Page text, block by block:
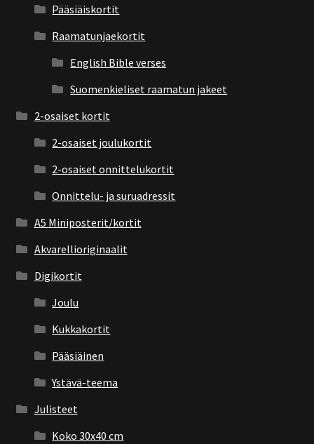
Pääsiäiskortit
Raamatunjaekortit
English Bible verses
Suomenkieliset raamatun jakeet
2-osaiset kortit
2-osaiset joulukortit
2-osaiset onnittelukortit
Onnittelu- ja suruadressit
A5 Miniposterit/kortit
Akvarellioriginaalit
Digikortit
Joulu
Kukkakortit
Pääsiäinen
Ystävä-teema
Julisteet
Koko 30x40 cm